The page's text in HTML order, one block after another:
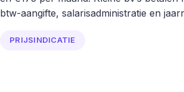
btw-aangifte, salarisadministratie en
PRIJSINDICATIE